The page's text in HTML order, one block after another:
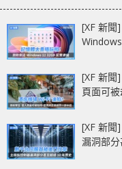
[XF 新
[XF 新聞
頁面可
[XF 新
漏洞部